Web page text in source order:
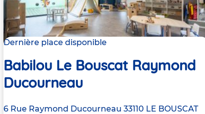
Dernière place disponible
Babilou Le Bouscat Raymond
Ducourneau
Adresse
6 Rue Raymond Ducourneau 33110 LE BOUSCAT